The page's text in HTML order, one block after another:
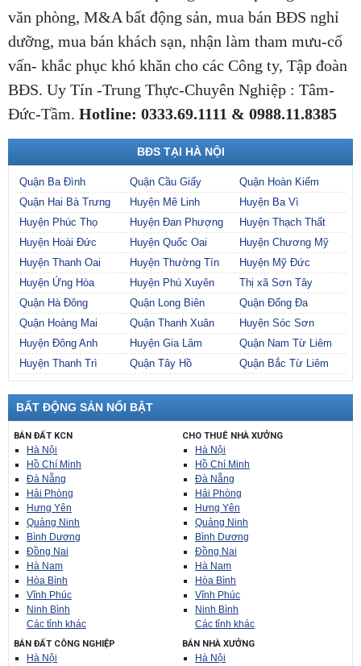
văn phòng, M&A bất động sản, mua bán BĐS nghỉ
dưỡng, mua bán khách sạn, nhận làm tham mưu-cố
vấn- khắc phục khó khăn cho các Công ty, Tập đoàn
BĐS. Uy Tín -Trung Thực-Chuyên Nghiệp : Tâm-
Đức-Tầm. Hotline: 0333.69.1111 & 0988.11.8385
BĐS TẠI HÀ NỘI
Quận Ba Đình Quận Cầu Giấy
Quận Hoàn Kiếm
Quận Hai Bà Trưng
Huyện Mê Linh
Huyện Ba Vì
Huyện Phúc Thọ
Huyện Đan Phượng
Huyện Thạch Thất
Huyện Hoài Đức
Huyện Quốc Oai
Huyện Chương Mỹ
Huyện Thanh Oai
Huyện Thường Tín
Huyện Mỹ Đức
Huyện Ứng Hòa
Huyện Phú Xuyên
Thị xã Sơn Tây
Quận Hà Đông
Quận Long Biên
Quận Đống Đa
Quận Hoàng Mai
Quận Thanh Xuân
Huyện Sóc Sơn
Huyện Đông Anh
Huyện Gia Lâm
Quận Nam Từ Liêm
Huyện Thanh Trì
Quận Tây Hồ Quận Bắc Từ Liêm
BẤT ĐỘNG SẢN NỔI BẬT
BÁN ĐẤT KCN
Hà Nội
Hồ Chí Minh
Đà Nẵng
Hải Phòng
Hưng Yên
Quảng Ninh
Bình Dương
Đồng Nai
Hà Nam
Hòa Bình
Vĩnh Phúc
Ninh Bình
Các tỉnh khác
CHO THUÊ NHÀ XƯỞNG
Hà Nội
Hồ Chí Minh
Đà Nẵng
Hải Phòng
Hưng Yên
Quảng Ninh
Bình Dương
Đồng Nai
Hà Nam
Hòa Bình
Vĩnh Phúc
Ninh Bình
Các tỉnh khác
BÁN ĐẤT CÔNG NGHIỆP
Hà Nội
BÁN NHÀ XƯỞNG
Hà Nội